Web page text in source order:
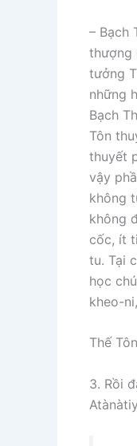
– Bạch
thượng
tưởng
những
Bạch
Tôn
thuyết
vậy
không
không
cốc, ít
tu. Tại
học
kheo-
Thế
3. Rồi